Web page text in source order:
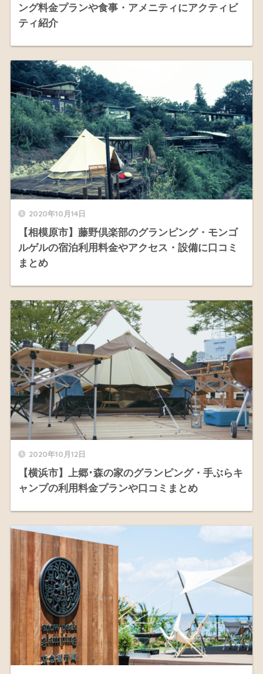
ング料金プランや食事・アメニティにアクティビ
ティ紹介
2020年10月14日
【相模原市】藤野倶楽部のグランピング・モンゴ
ルゲルの宿泊利用料金やアクセス・設備に口コミ
まとめ
2020年10月12日
【横浜市】上郷･森の家のグランピング・手ぶらキ
ャンプの利用料金プランや口コミまとめ